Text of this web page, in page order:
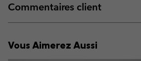
Commentaires client
Vous Aimerez Aussi